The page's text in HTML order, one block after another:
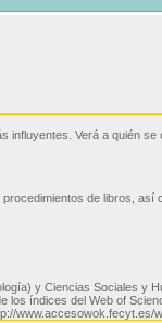
Verá a quién
de libros, así
y Ciencias Sociales y
los índices del Web of
www.accesowok.fecyt.es/